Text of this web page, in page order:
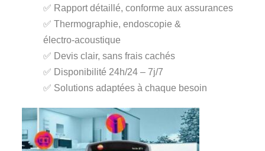
✅ Rapport détaillé, conforme aux assurances
✅ Thermographie, endoscopie &
électro‑acoustique
✅ Devis clair, sans frais cachés
✅ Disponibilité 24h/24 – 7j/7
✅ Solutions adaptées à chaque besoin